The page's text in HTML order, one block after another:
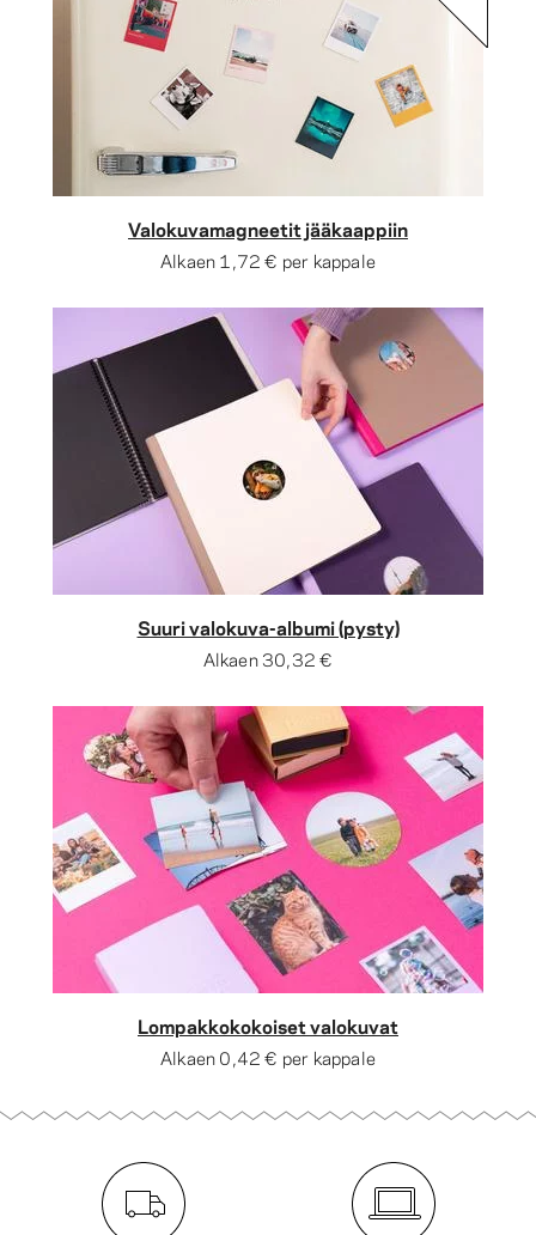
Valokuvamagneetit jääkaappiin
Alkaen1,72 € per kappale
Suuri valokuva-albumi (pysty)
Alkaen30,32 €
Lompakkokokoiset valokuvat
Alkaen0,42 € per kappale